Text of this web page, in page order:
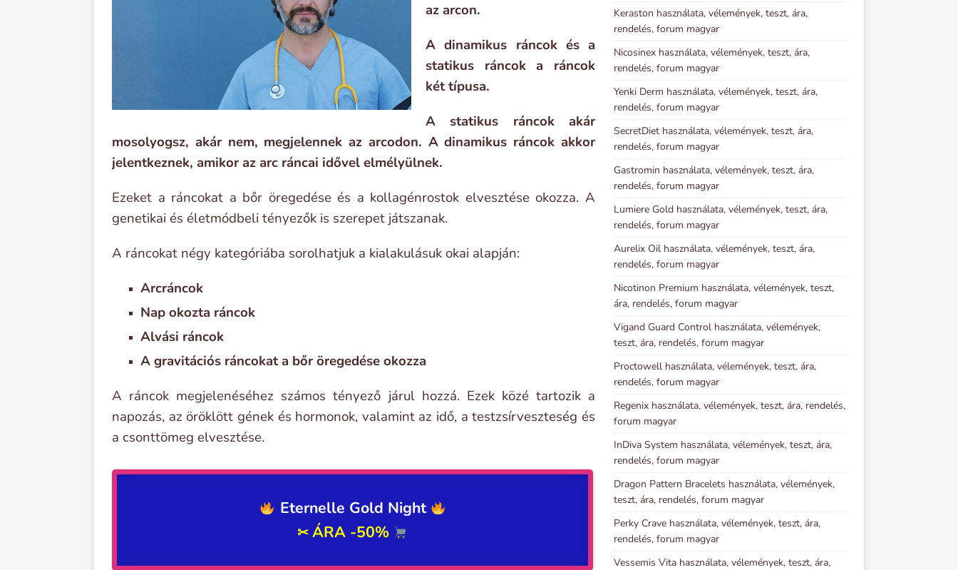
az arcon.
A dinamikus ráncok és a
statikus ráncok a ráncok
két típusa.
A statikus ráncok akár
mosolyogsz, akár nem, megjelennek az arcodon. A dinamikus ráncok akkor
jelentkeznek, amikor az arc ráncai idővel elmélyülnek.
Ezeket a ráncokat a bőr öregedése és a kollagénrostok elvesztése okozza. A
genetikai és életmódbeli tényezők is szerepet játszanak.
A ráncokat négy kategóriába sorolhatjuk a kialakulásuk okai alapján:
Arcráncok
Nap okozta ráncok
Alvási ráncok
A gravitációs ráncokat a bőr öregedése okozza
A ráncok megjelenéséhez számos tényező járul hozzá. Ezek közé tartozik a
napozás, az öröklött gének és hormonok, valamint az idő, a testzsírveszteség és
a csonttömeg elvesztése.
Eternelle Gold Night
✂ÁRA -50%
Keraston használata, vélemények, teszt, ára,
rendelés, forum magyar
Nicosinex használata, vélemények, teszt, ára,
rendelés, forum magyar
Yenki Derm használata, vélemények, teszt, ára,
rendelés, forum magyar
SecretDiet használata, vélemények, teszt, ára,
rendelés, forum magyar
Gastromin használata, vélemények, teszt, ára,
rendelés, forum magyar
Lumiere Gold használata, vélemények, teszt, ára,
rendelés, forum magyar
Aurelix Oil használata, vélemények, teszt, ára,
rendelés, forum magyar
Nicotinon Premium használata, vélemények, teszt,
ára, rendelés, forum magyar
Vigand Guard Control használata, vélemények,
teszt, ára, rendelés, forum magyar
Proctowell használata, vélemények, teszt, ára,
rendelés, forum magyar
Regenix használata, vélemények, teszt, ára, rendelés,
forum magyar
InDiva System használata, vélemények, teszt, ára,
rendelés, forum magyar
Dragon Pattern Bracelets használata, vélemények,
teszt, ára, rendelés, forum magyar
Perky Crave használata, vélemények, teszt, ára,
rendelés, forum magyar
Vessemis Vita használata, vélemények, teszt, ára,